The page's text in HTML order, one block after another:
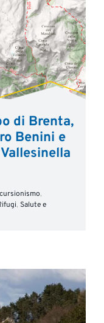
di Brenta,
Benini e
,
, Salute e